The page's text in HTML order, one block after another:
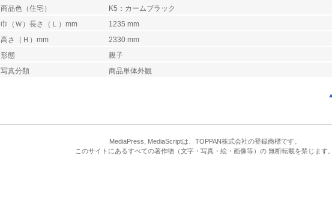
商品色（住宅）
K5：カームブラック
巾（Ｗ）長さ（Ｌ）mm
1235 mm
高さ（Ｈ）mm
2330 mm
形態
親子
写真分類
商品単体外観
MediaPress, MediaScriptは、TOPPAN株式会社の登録商標です。
このサイトにあるすべての著作物（文字・写真・絵・画像等）の 無断転載を禁じます。